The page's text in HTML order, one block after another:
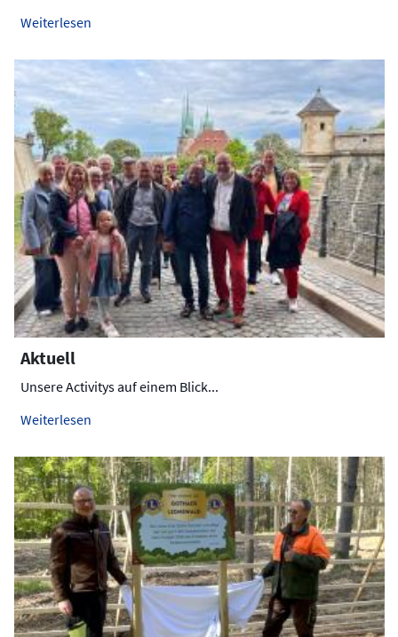
Weiterlesen
Aktuell
Unsere Activitys auf einem Blick...
Weiterlesen